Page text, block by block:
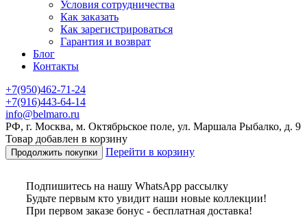
Условия сотрудничества
Как заказать
Как зарегистрироваться
Гарантия и возврат
Блог
Контакты
+7(950)462-71-24
+7(916)443-64-14
info@belmaro.ru
РФ, г. Москва, м. Октябрьское поле, ул. Маршала Рыбалко, д. 9
Товар добавлен в корзину
Продолжить покупки Перейти в корзину
Подпишитесь на нашу WhatsApp рассылку
Будьте первым кто увидит наши новые коллекции!
При первом заказе бонус - бесплатная доставка!